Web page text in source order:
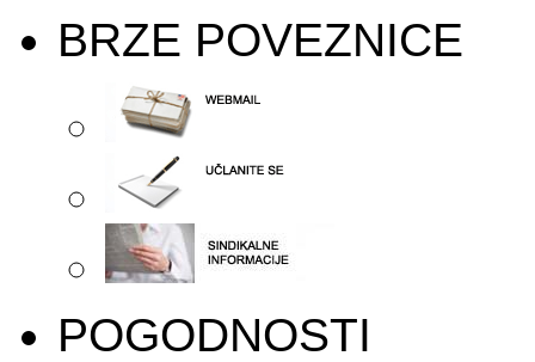
BRZE POVEZNICE
POGODNOSTI